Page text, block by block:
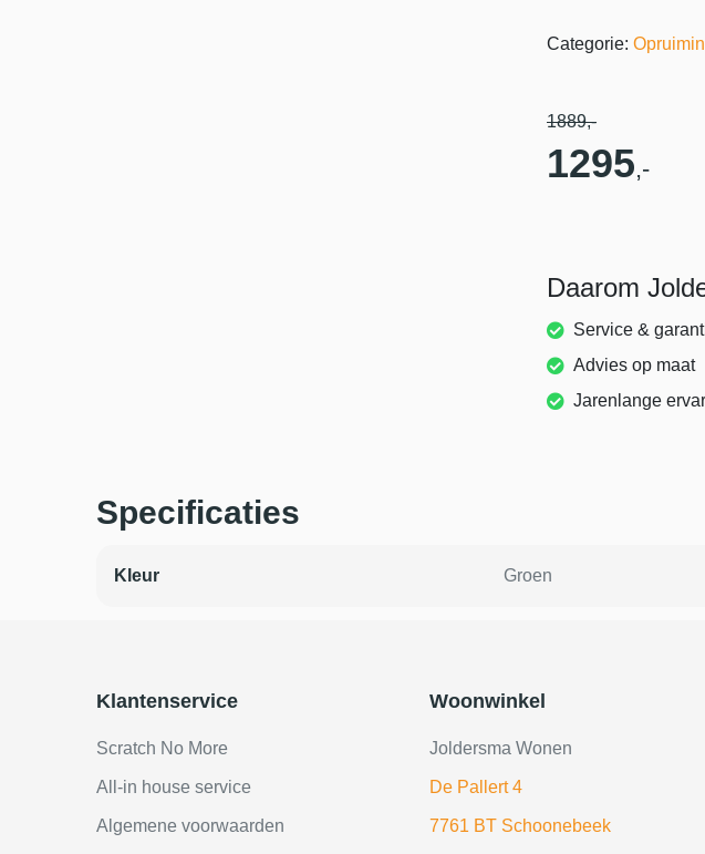
Categorie:
1889,-
1295,-
Daarom
Service &
Advies op maat
Jarenlange
Specificaties
Kleur Groen
Klantenservice
Scratch No More
All-in house service
Algemene voorwaarden
Woonwinkel
Joldersma Wonen
De Pallert 4
7761 BT Schoonebeek